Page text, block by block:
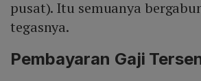
pusat). Itu semuanya
tegasnya.
Pembayaran Gaji